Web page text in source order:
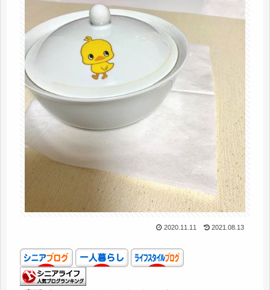
2020.11.11 2021.08.13